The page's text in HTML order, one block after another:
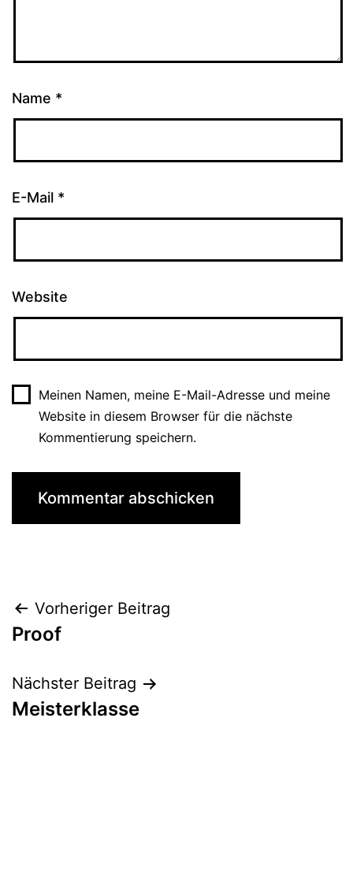
Name *
E-Mail *
Website
Meinen Namen, meine E-Mail-Adresse und meine
Website in diesem Browser für die nächste
Kommentierung speichern.
Beitrags-
Navigation
Vorheriger Beitrag
Proof
Nächster Beitrag
Meisterklasse